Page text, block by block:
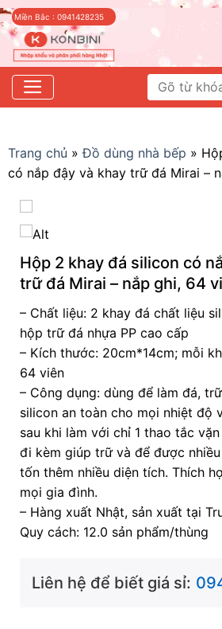
Skip
to
content
Miền Bắc : 0941428235
Tìm
kiếm:
Trang chủ »Đồ dùng nhà bếp »
có nắp đậy và khay trữ đá Mirai –
Hộp 2 khay đá silicon có
trữ đá Mirai – nắp ghi, 64
– Chất liệu: 2 khay đá chất liệu
hộp trữ đá nhựa PP cao cấp
– Kích thước: 20cm*14cm; mỗi
64 viên
– Công dụng: dùng để làm đá,
silicon an toàn cho mọi nhiệt độ
sau khi làm với chỉ 1 thao tắc
đi kèm giúp trữ và để được
tốn thêm nhiều diện tích. Thích
mọi gia đình.
– Hàng xuất Nhật, sản xuất tại
Quy cách: 12.0 sản phẩm/thùng
Liên hệ để biết giá sỉ: